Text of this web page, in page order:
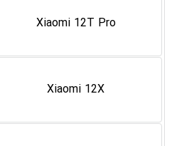
Xiaomi 12T Pro
Xiaomi 12X